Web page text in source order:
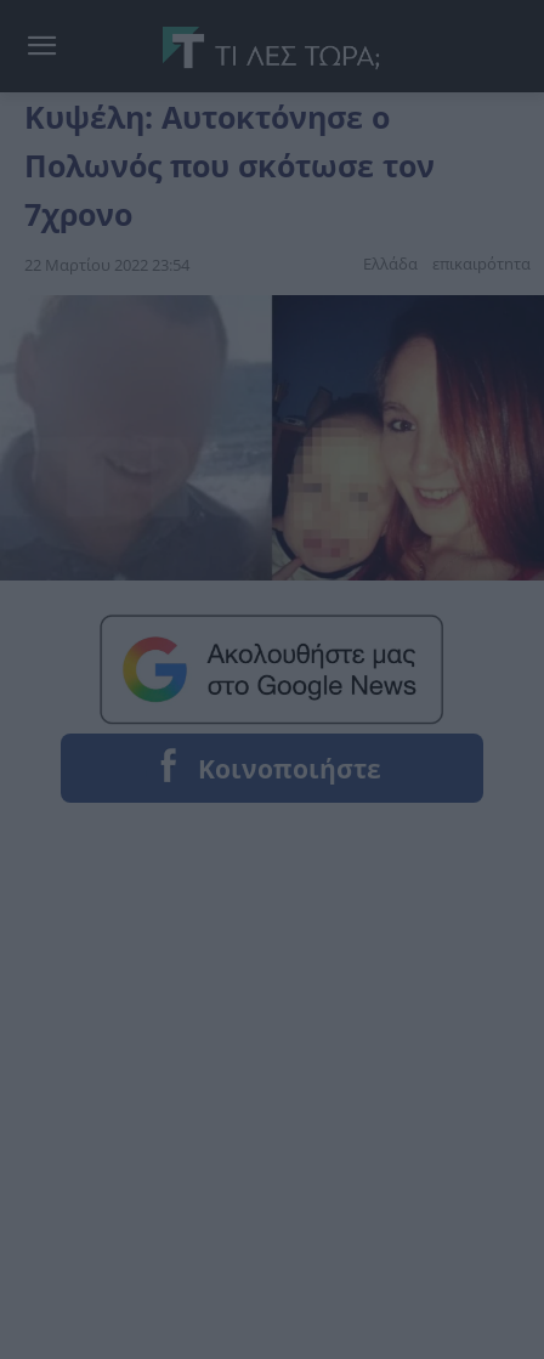
Κυψέλη: Αυτοκτόνησε ο
Πολωνός που σκότωσε τον
7χρονο
22 Μαρτίου 2022 23:54 Ελλάδα επικαιpότnτα